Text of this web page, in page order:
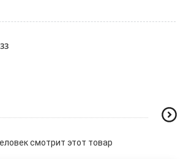
смотрит этот товар